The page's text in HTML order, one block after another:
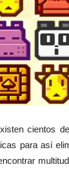
cientos
para así